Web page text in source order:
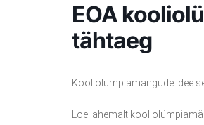
EOA
tähtaeg
Kooliolümpiamängude idee
Loe lähemalt